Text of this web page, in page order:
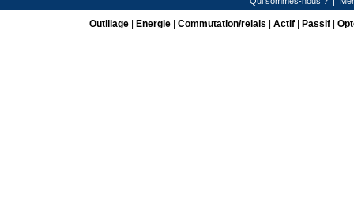
Outillage| Energie| Commutation/relais Actif| Passif|